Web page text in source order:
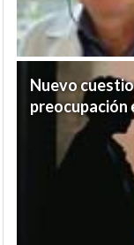
Nuevo
preocupación